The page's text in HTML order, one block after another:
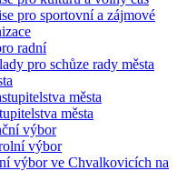
pro sportovní a zájmové
radní
pro schůze rady města
města
města
výbor
výbor
výbor ve Chvalkovicích na